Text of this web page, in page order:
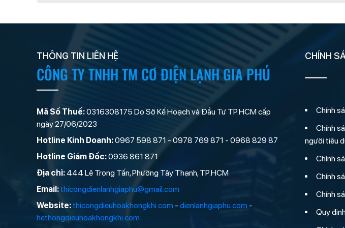
THÔNG TIN LIÊN HỆ
CÔNG TY TNHH TM CƠ ĐIỆN LẠNH GIA PHÚ
Mã Số Thuế:0316308175 Do Sở Kế Hoạch và Đầu Tư TP.HCM cấp
ngày 27/06/2023
Hotline Kinh Doanh:0967 598 871 - 0978 769 871 - 0968 829 87
Hotline Giám Đốc:0936 861 871
Địa chỉ: 444 Lê Trọng Tấn, Phường Tây Thạnh, TP.HCM
Email: thicongdienlanhgiaphu@gmail.com
Website: thicongdieuhoakhongkhi.com - dienlanhgiaphu.com -
hethongdieuhoakhongkhi.com
CHÍNH
Chính
Chính
người tiêu
Chính
Chính
Chính
Quy